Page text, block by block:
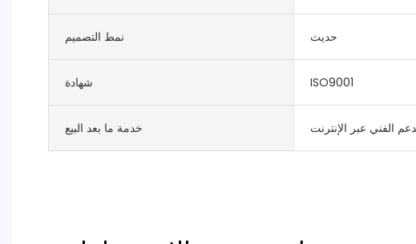
نمط التصميم حديث
شهادة ISO9001
خدمة ما بعد البيع الفني عبر الإنترنت